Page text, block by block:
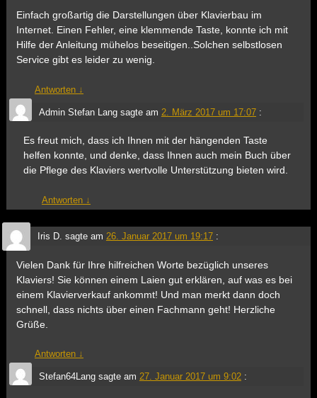
Einfach großartig die Darstellungen über Klavierbau im
Internet. Einen Fehler, eine klemmende Taste, konnte ich mit
Hilfe der Anleitung mühelos beseitigen..Solchen selbstlosen
Service gibt es leider zu wenig.
Antworten ↓
Admin Stefan Langsagte am 2. März 2017 um 17:07 :
Es freut mich, dass ich Ihnen mit der hängenden Taste
helfen konnte, und denke, dass Ihnen auch mein Buch über
die Pflege des Klaviers wertvolle Unterstützung bieten wird.
Antworten ↓
Iris D. sagte am 26. Januar 2017 um 19:17 :
Vielen Dank für Ihre hilfreichen Worte bezüglich unseres
Klaviers! Sie können einem Laien gut erklären, auf was es bei
einem Klavierverkauf ankommt! Und man merkt dann doch
schnell, dass nichts über einen Fachmann geht! Herzliche
Grüße.
Antworten ↓
Stefan64Langsagte am 27. Januar 2017 um 9:02 :